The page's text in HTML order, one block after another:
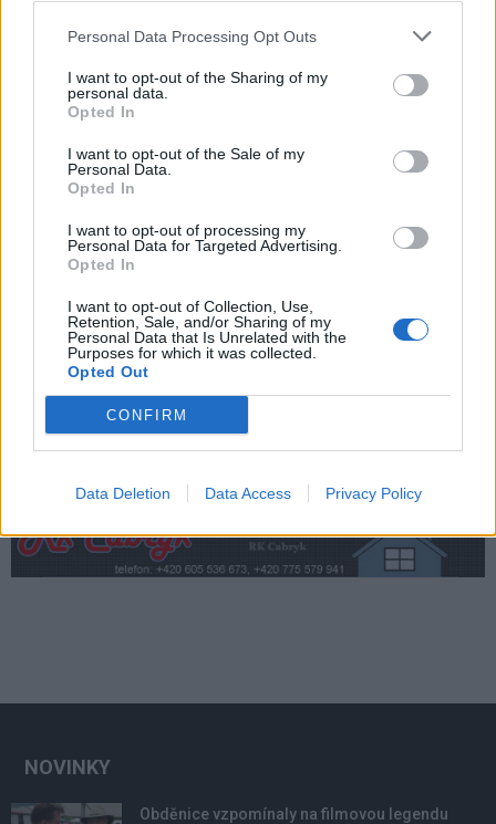
Personal Data Processing Opt Outs
I want to opt-out of the Sharing of my
personal data.
Opted In
I want to opt-out of the Sale of my
Personal Data.
Opted In
I want to opt-out of processing my
Personal Data for Targeted Advertising.
Opted In
I want to opt-out of Collection, Use,
Retention, Sale, and/or Sharing of my
Personal Data that Is Unrelated with the
Purposes for which it was collected.
Opted Out
CONFIRM
Data Deletion Data Access Privacy Policy
Zpravodajství
Většina koupališť na Příbramsku nabízí
Živohošti
Zpravodajství
Přibudou i tři nové poblíž Svaté Hory
Středočeský kraj upravil pravidla soutěže.
Obce nově získají body i za předcházení
NOVINKY
Obděnice vzpomínaly na filmovou legendu